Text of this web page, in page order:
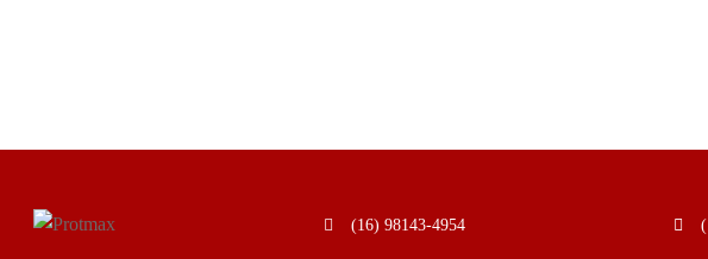
(16) 98143-4954